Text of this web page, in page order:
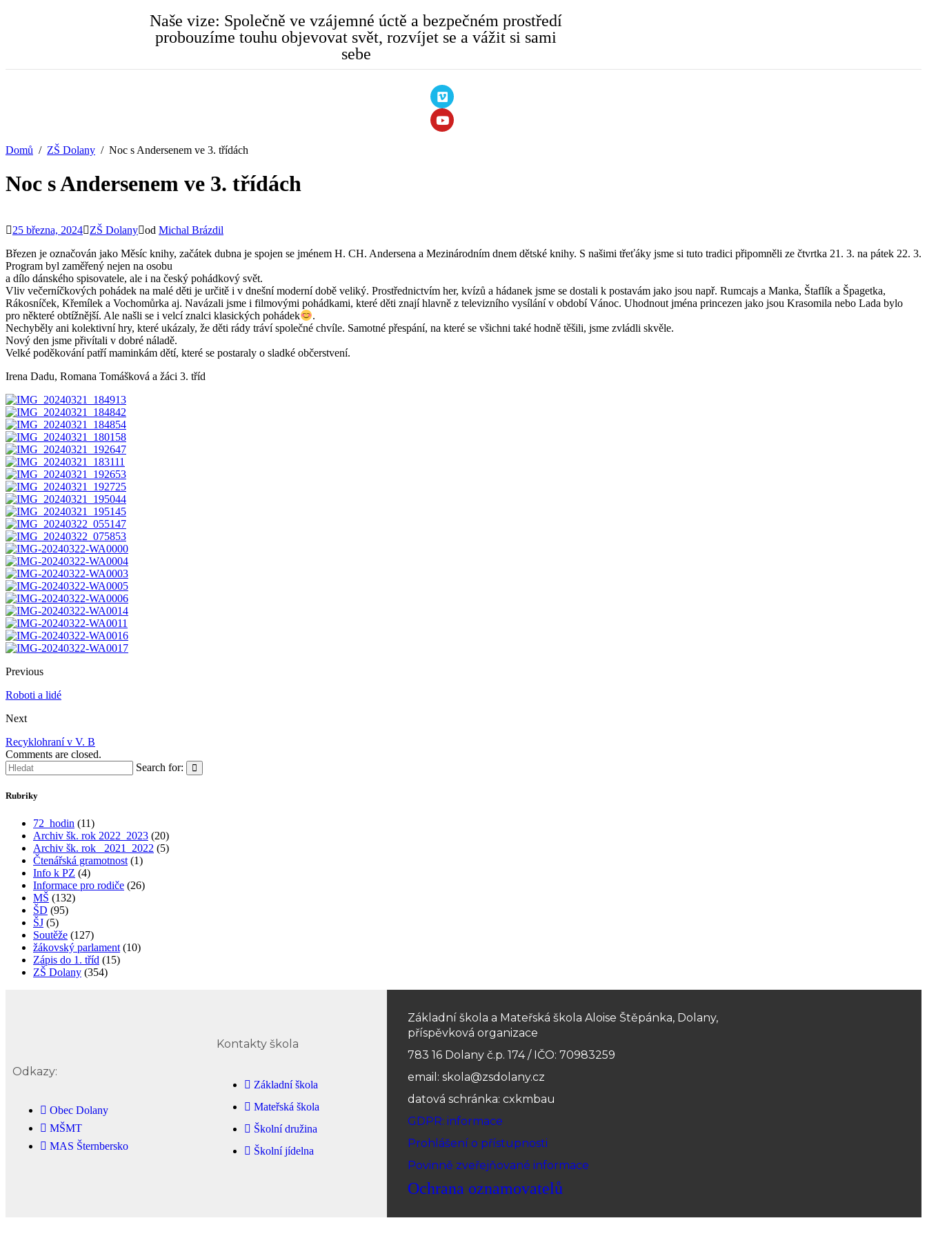
Naše vize: Společně ve vzájemné úctě a bezpečném prostředí
probouzíme touhu objevovat svět, rozvíjet se a vážit si sami
sebe
Domů ZŠ Dolany Noc s Andersenem ve 3. třídách
Noc s Andersenem ve 3. třídách
25 března, 2024 ZŠ Dolany od Michal Brázdil
Březen je označován jako Měsíc knihy, začátek dubna je spojen se jménem H. CH. Andersena a Mezinárodním dnem dětské knihy. S našimi třeťáky jsme si tuto tradici připomněli ze čtvrtka 21. 3. na pátek 22. 3.
Program byl zaměřený nejen na osobu
a dílo dánského spisovatele, ale i na český pohádkový svět.
Vliv večerníčkových pohádek na malé děti je určitě i v dnešní moderní době veliký. Prostřednictvím her, kvízů a hádanek jsme se dostali k postavám jako jsou např. Rumcajs a Manka, Štaflík a Špagetka,
Rákosníček, Křemílek a Vochomůrka aj. Navázali jsme i filmovými pohádkami, které děti znají hlavně z televizního vysílání v období Vánoc. Uhodnout jména princezen jako jsou Krasomila nebo Lada bylo
pro některé obtížnější. Ale našli se i velcí znalci klasických pohádek
.
Nechyběly ani kolektivní hry, které ukázaly, že děti rády tráví společné chvíle. Samotné přespání, na které se všichni také hodně těšili, jsme zvládli skvěle.
Nový den jsme přivítali v dobré náladě.
Velké poděkování patří maminkám dětí, které se postaraly o sladké občerstvení.
Irena Dadu, Romana Tomášková a žáci 3. tříd
Previous
Roboti a lidé
Next
Recyklohraní v V. B
Comments are closed.
Search for:
Rubriky
72_hodin (11)
Archiv šk. rok 2022_2023 (20)
Archiv šk. rok_ 2021_2022 (5)
Čtenářská gramotnost (1)
Info k PZ (4)
Informace pro rodiče (26)
MŠ (132)
ŠD (95)
ŠJ (5)
Soutěže (127)
žákovský parlament (10)
Zápis do 1. tříd (15)
ZŠ Dolany (354)
Odkazy:
Obec Dolany
MŠMT
MAS Šternbersko
Kontakty škola
Základní škola
Mateřská škola
Školní družina
Školní jídelna
Základní škola a Mateřská škola Aloise Štěpánka, Dolany,
příspěvková organizace
783 16 Dolany č.p. 174 / IČO: 70983259
email: skola@zsdolany.cz
datová schránka: cxkmbau
GDPR: informace
Prohlášení o přístupnosti
Povinně zveřejňované informace
Ochrana oznamovatelů